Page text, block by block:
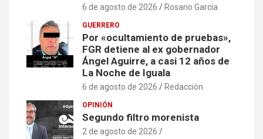
6 de agosto de 2026 Rosario García
GUERRERO
Por «ocultamiento de pruebas»,
FGR detiene al ex gobernador
Ángel Aguirre, a casi 12 años de
La Noche de Iguala
6 de agosto de 2026 Redacción
OPINIÓN
Segundo filtro morenista
2 de agosto de 2026